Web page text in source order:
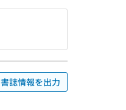
書誌情報を出力